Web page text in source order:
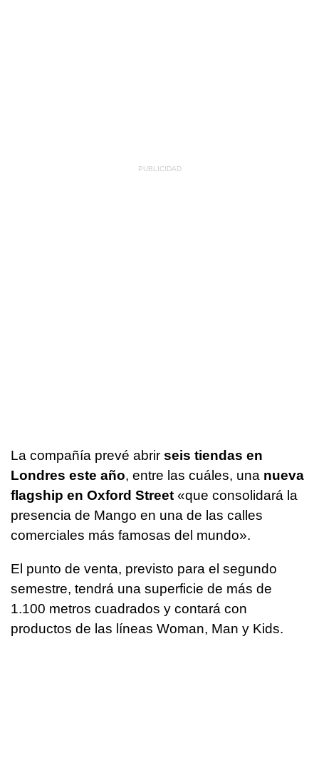
La compañía prevé abrir seis tiendas en
Londres este año, entre las cuáles, una nueva
flagship en Oxford Street «que consolidará la
presencia de Mango en una de las calles
comerciales más famosas del mundo».
El punto de venta, previsto para el segundo
semestre, tendrá una superficie de más de
1.100 metros cuadrados y contará con
productos de las líneas Woman, Man y Kids.